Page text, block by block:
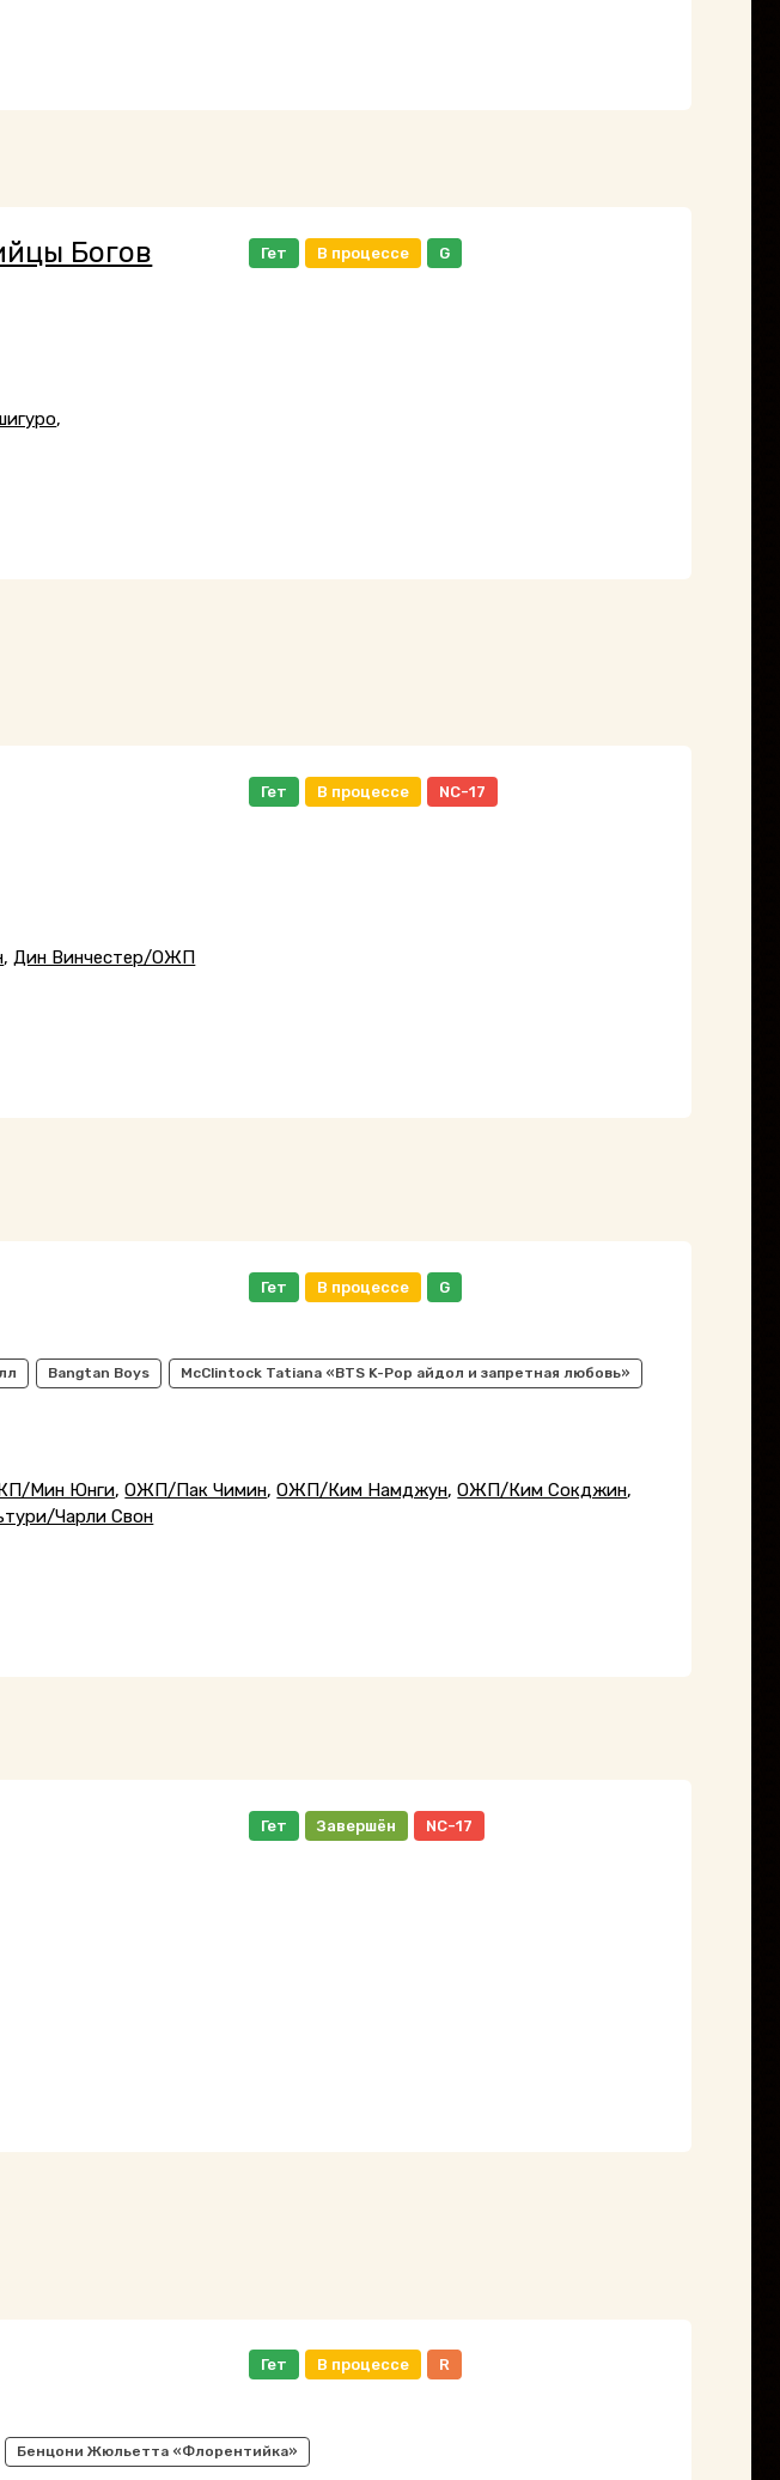
Богов Гет В процессе G
,
Гет В процессе NC-17
,Дин Винчестер/ОЖП
Гет В процессе G
Bangtan Boys McClintock Tatiana «BTS K-Pop айдол и запретная любовь»
Мин Юнги,ОЖП/Пак Чимин,ОЖП/Ким Намджун,ОЖП/Ким Сокджин,
Чарли Свон
Гет Завершён NC-17
Гет В процессе R
Бенцони Жюльетта «Флорентийка»